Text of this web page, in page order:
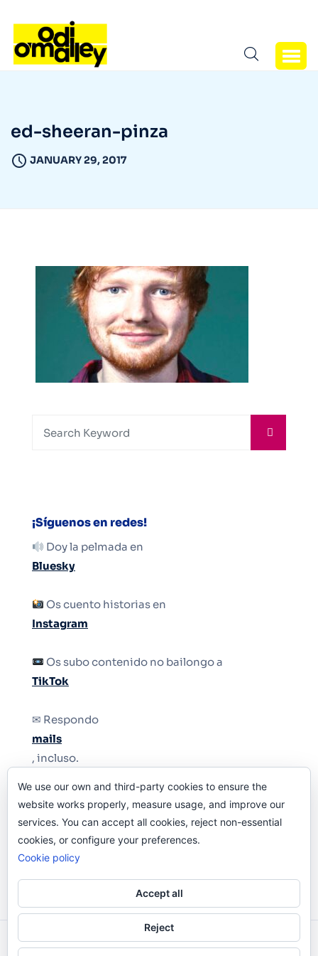
ed-sheeran-pinza
JANUARY 29, 2017
¡Síguenos en redes!
Doy la pelmada en
Bluesky
Os cuento historias en
Instagram
Os subo contenido no bailongo a
TikTok
✉ Respondo
mails
, incluso.
Y si una persona no puede tener teléfono, que
le quiten el teléfono.
Odi O'Malley © 2016-2025. Todos Los Derechos
We use our own and third-party cookies to ensure the
website works properly, measure usage, and improve our
services. You can accept all cookies, reject non-essential
cookies, or configure your preferences.
Cookie policy
Accept all
Reject